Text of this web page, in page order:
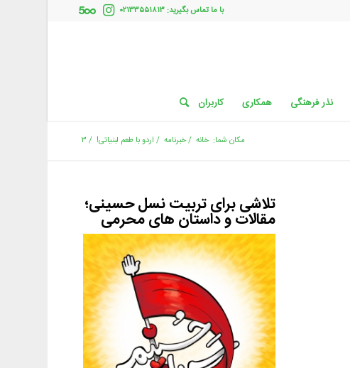
با ما تماس بگیرید: ۰۲۱۳۳۵۵۱۸۱۳
نذر فرهنگی همکاری کاربران
مکان شما: خانه /خبرنامه / اردو با طعم لبنیاتی! / ۳
تلاشی برای تربیت نسل حسینی؛
مقالات و داستان های محرمی